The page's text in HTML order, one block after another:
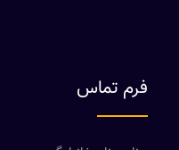
فرم تماس